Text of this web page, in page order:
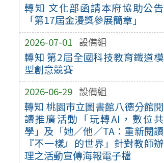
轉知 文化部函請本府協助公告
「第17屆金漫獎參展簡章」
2026-07-01 設備組
轉知 第2屆全國科技教育鐵道模
型創意競賽
2026-06-29 設備組
轉知 桃園市立圖書館八德分館閱
讀推廣活動「玩轉AI，數位共
學」及「她／他／TA：重新閱讀
『不一樣』的世界」針對教師辦
理之活動宣傳海報電子檔